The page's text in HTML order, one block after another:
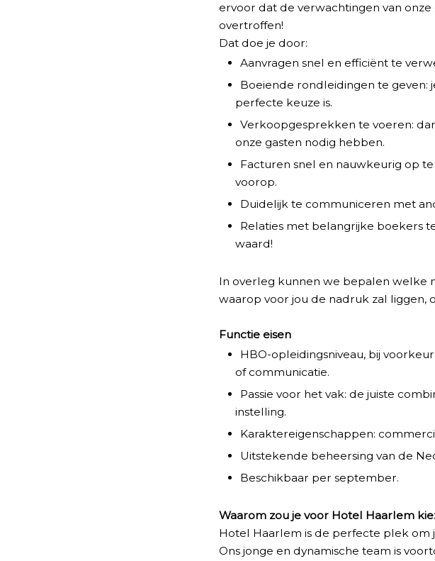
ervoor dat de verwachtingen van
overtroffen!
Dat doe je door:
Aanvragen snel en efficiënt te
Boeiende rondleidingen te geven:
perfecte keuze is.
Verkoopgesprekken te voeren:
onze gasten nodig hebben.
Facturen snel en nauwkeurig op
voorop.
Duidelijk te communiceren met
Relaties met belangrijke boekers
waard!
In overleg kunnen we bepalen welke
waarop voor jou de nadruk zal liggen,
Functie eisen
HBO-opleidingsniveau, bij
of communicatie.
Passie voor het vak: de juiste
instelling.
Karaktereigenschappen:
Uitstekende beheersing van de
Beschikbaar per september.
Waarom zou je voor Hotel Haarlem
Hotel Haarlem is de perfecte plek om
Ons jonge en dynamische team is